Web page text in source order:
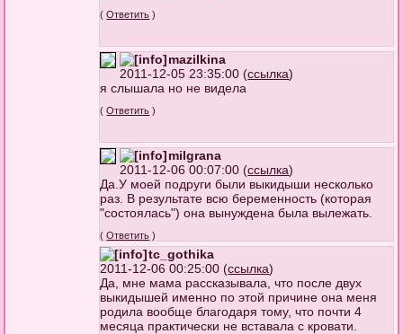
(Ответить )
mazilkina
2011-12-05 23:35:00 (ссылка)
я слышала но не видела
(Ответить )
milgrana
2011-12-06 00:07:00 (ссылка)
Да.У моей подруги были выкидыши несколько
раз. В результате всю беременность (которая
"состоялась") она вынуждена была вылежать.
(Ответить )
tc_gothika
2011-12-06 00:25:00 (ссылка)
Да, мне мама рассказывала, что после двух
выкидышей именно по этой причине она меня
родила вообще благодаря тому, что почти 4
месяца практически не вставала с кровати.